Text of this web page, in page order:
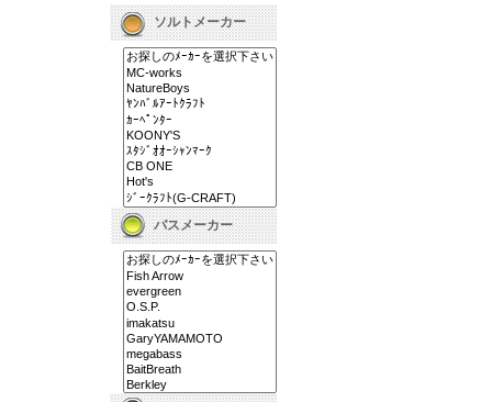
ソルトメーカー
バスメーカー